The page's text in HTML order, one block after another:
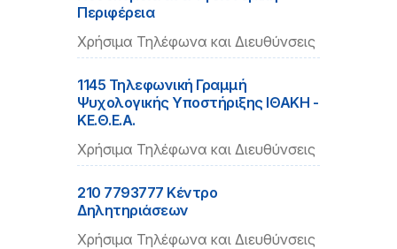
Περιφέρεια
Χρήσιμα Τηλέφωνα και Διευθύνσεις
1145 Τηλεφωνική Γραμμή
Ψυχολογικής Υποστήριξης ΙΘΑΚΗ -
ΚΕ.Θ.Ε.Α.
Χρήσιμα Τηλέφωνα και Διευθύνσεις
210 7793777 Kέντρο
Δηλητηριάσεων
Χρήσιμα Τηλέφωνα και Διευθύνσεις